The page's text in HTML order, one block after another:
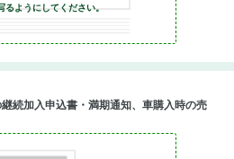
ようにしてください。
続加入申込書・満期通知、車購入時の売